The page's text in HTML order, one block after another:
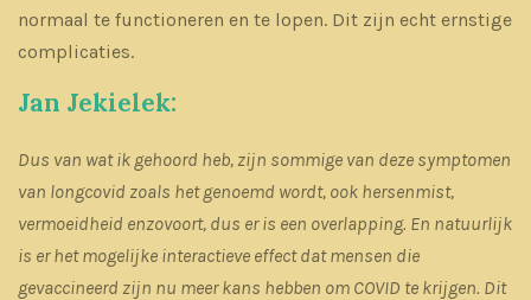
normaal te functioneren en te lopen. Dit zijn echt ernstige
complicaties.
Jan Jekielek:
Dus van wat ik gehoord heb, zijn sommige van deze symptomen
van longcovid zoals het genoemd wordt, ook hersenmist,
vermoeidheid enzovoort, dus er is een overlapping. En natuurlijk
is er het mogelijke interactieve effect dat mensen die
gevaccineerd zijn nu meer kans hebben om COVID te krijgen. Dit